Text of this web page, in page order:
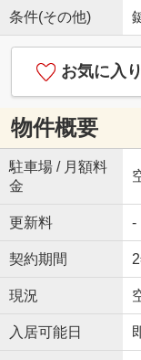
条件(その他)
お気に入
物件概要
駐車場 / 月額料
金
更新料 -
契約期間
現況
入居可能日